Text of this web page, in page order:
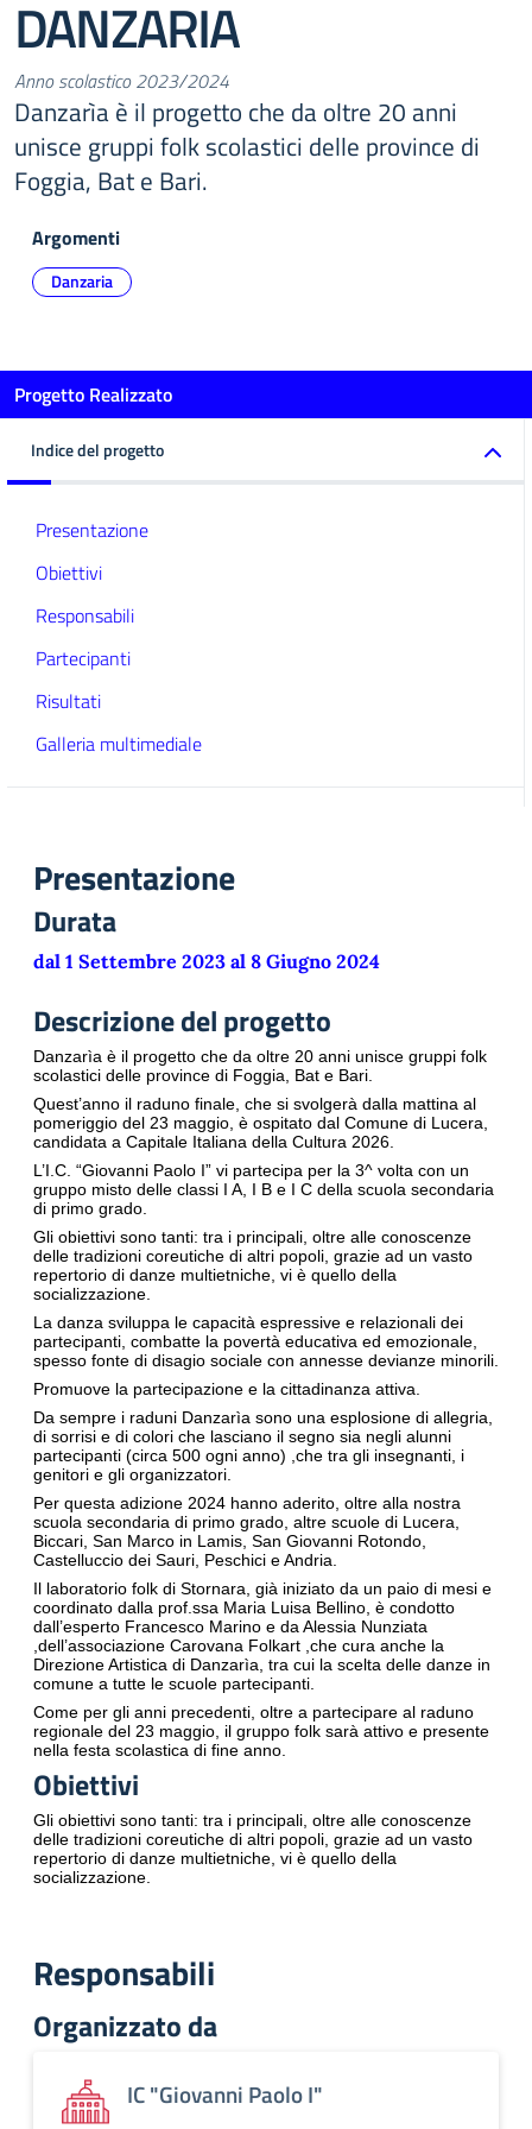
DANZARIA
Anno scolastico 2023/2024
Danzarìa è il progetto che da oltre 20 anni
unisce gruppi folk scolastici delle province di
Foggia, Bat e Bari.
Argomenti
Danzaria
Progetto Realizzato
Indice del progetto
Presentazione
Obiettivi
Responsabili
Partecipanti
Risultati
Galleria multimediale
Presentazione
Durata
dal 1 Settembre 2023 al 8 Giugno 2024
Descrizione del progetto
Danzarìa è il progetto che da oltre 20 anni unisce gruppi folk
scolastici delle province di Foggia, Bat e Bari.
Quest’anno il raduno finale, che si svolgerà dalla mattina al
pomeriggio del 23 maggio, è ospitato dal Comune di Lucera,
candidata a Capitale Italiana della Cultura 2026.
L’I.C. “Giovanni Paolo I” vi partecipa per la 3^ volta con un
gruppo misto delle classi I A, I B e I C della scuola secondaria
di primo grado.
Gli obiettivi sono tanti: tra i principali, oltre alle conoscenze
delle tradizioni coreutiche di altri popoli, grazie ad un vasto
repertorio di danze multietniche, vi è quello della
socializzazione.
La danza sviluppa le capacità espressive e relazionali dei
partecipanti, combatte la povertà educativa ed emozionale,
spesso fonte di disagio sociale con annesse devianze minorili.
Promuove la partecipazione e la cittadinanza attiva.
Da sempre i raduni Danzarìa sono una esplosione di allegria,
di sorrisi e di colori che lasciano il segno sia negli alunni
partecipanti (circa 500 ogni anno) ,che tra gli insegnanti, i
genitori e gli organizzatori.
Per questa adizione 2024 hanno aderito, oltre alla nostra
scuola secondaria di primo grado, altre scuole di Lucera,
Biccari, San Marco in Lamis, San Giovanni Rotondo,
Castelluccio dei Sauri, Peschici e Andria.
Il laboratorio folk di Stornara, già iniziato da un paio di mesi e
coordinato dalla prof.ssa Maria Luisa Bellino, è condotto
dall’esperto Francesco Marino e da Alessia Nunziata
,dell’associazione Carovana Folkart ,che cura anche la
Direzione Artistica di Danzarìa, tra cui la scelta delle danze in
comune a tutte le scuole partecipanti.
Come per gli anni precedenti, oltre a partecipare al raduno
regionale del 23 maggio, il gruppo folk sarà attivo e presente
nella festa scolastica di fine anno.
Obiettivi
Gli obiettivi sono tanti: tra i principali, oltre alle conoscenze
delle tradizioni coreutiche di altri popoli, grazie ad un vasto
repertorio di danze multietniche, vi è quello della
socializzazione.
Responsabili
Organizzato da
IC "Giovanni Paolo I"